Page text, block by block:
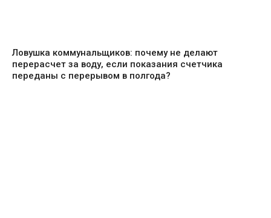
Ловушка коммунальщиков: почему не делают
перерасчет за воду, если показания счетчика
переданы с перерывом в полгода?